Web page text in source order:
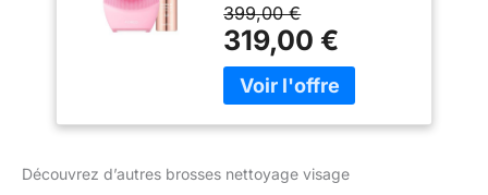
nettoyante normale
pour le visage +
sérum surchargé
2.0, 30 ml –
Thérapie par la
lumière proche
Appareil facial à
399,00 €
319,00 €
Découvrez d’autres brosses nettoyage visage